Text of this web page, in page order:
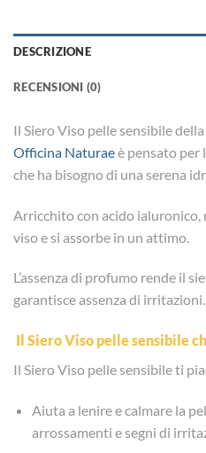
DESCRIZIONE
RECENSIONI (0)
Il Siero Viso pelle sensibile
Officina Naturaeè pensato per
che ha bisogno di una serena
Arricchito con acido ialuronico,
viso e si assorbe in un attimo.
L’assenza di profumo rende il
garantisce assenza di irritazioni.
Il Siero Viso pelle sensibile
Il Siero Viso pelle sensibile ti
Aiuta a lenire e calmare la
arrossamenti e segni di